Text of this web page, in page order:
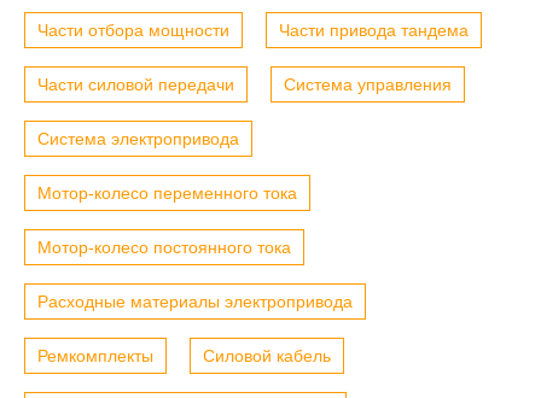
Части отбора мощности Части привода тандема
Части силовой передачи Система управления
Система электропривода
Мотор-колесо переменного тока
Мотор-колесо постоянного тока
Расходные материалы электропривода
Ремкомплекты Силовой кабель